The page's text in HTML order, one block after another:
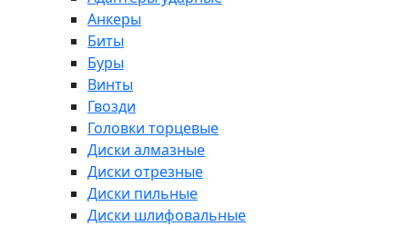
Анкеры
Биты
Буры
Винты
Гвозди
Головки торцевые
Диски алмазные
Диски отрезные
Диски пильные
Диски шлифовальные